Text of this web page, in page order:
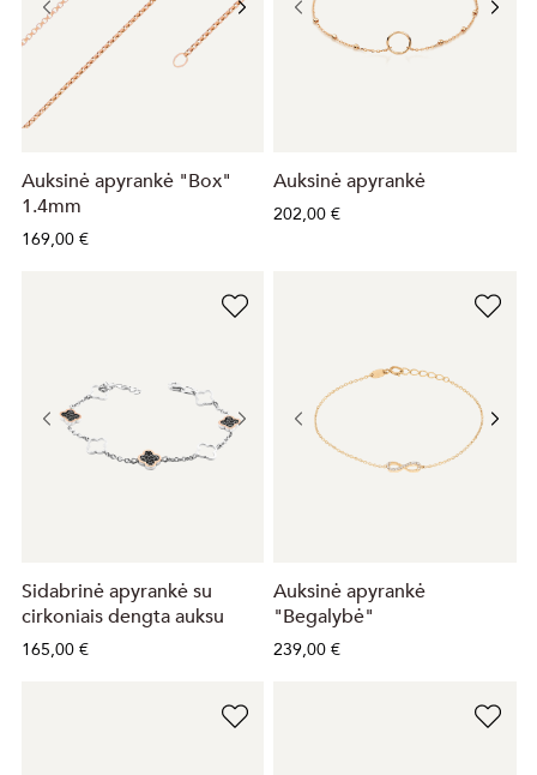
Auksinė apyrankė "Box"
1.4mm
169,00 €
Auksinė apyrankė
202,00 €
Sidabrinė apyrankė su
cirkoniais dengta auksu
165,00 €
Auksinė apyrankė
"Begalybė"
239,00 €